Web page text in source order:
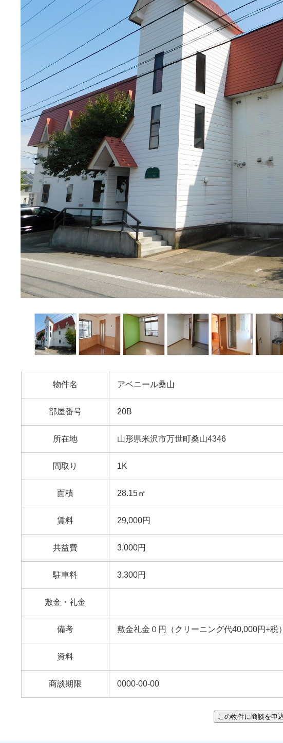
物件名 アベニール桑山
部屋番号 20B
所在地 山形県米沢市万世町桑山4346
間取り 1K
面積 28.15㎡
賃料 29,000円
共益費 3,000円
駐車料 3,300円
敷金・礼金
備考 敷金礼金０円（クリーニング代40,000円+税）
資料
商談期限 0000-00-00